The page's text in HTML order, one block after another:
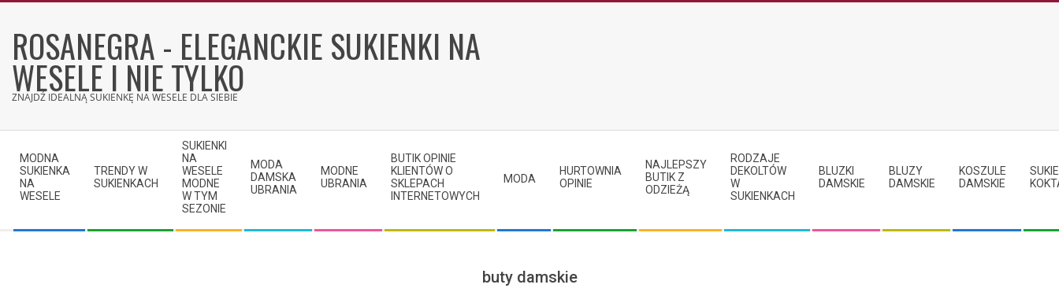
contentROSANEGRA - ELEGANCKIE SUKIENKI NA
WESELE I NIE TYLKO
ZNAJDŹ IDEALNĄ SUKIENKĘ NA WESELE DLA SIEBIE
Navigation
Menu
MODNA
SUKIENKA
NA
WESELE
TRENDY W
SUKIENKACH
SUKIENKI
NA
WESELE
MODNE
W TYM
SEZONIE
MODA
DAMSKA
UBRANIA
MODNE
UBRANIA
BUTIK OPINIE
KLIENTÓW O
SKLEPACH
INTERNETOWYCH
MODA
HURTOWNIA
OPINIE
NAJLEPSZY
BUTIK Z
ODZIEŻĄ
RODZAJE
DEKOLTÓW
W
SUKIENKACH
BLUZKI
DAMSKIE
BLUZY
DAMSKIE
KOSZULE
DAMSKIE
buty damskie